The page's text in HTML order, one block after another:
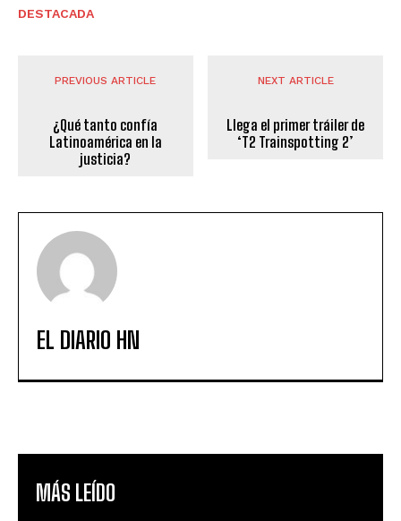
DESTACADA
PREVIOUS ARTICLE
¿Qué tanto confía
Latinoamérica en la
justicia?
NEXT ARTICLE
Llega el primer tráiler de
‘T2 Trainspotting 2’
EL DIARIO HN
MÁS LEÍDO